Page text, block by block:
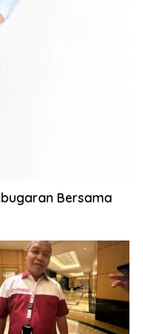
Bersama